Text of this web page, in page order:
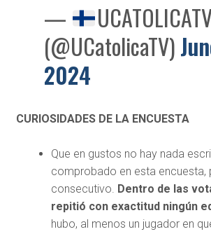
—
(@UCatolicaTV)
2024
CURIOSIDADES DE LA ENCUESTA
Que en gustos no hay nada
comprobado en esta encuesta,
consecutivo. Dentro de las
repitió con exactitud ningún
hubo, al menos un jugador en